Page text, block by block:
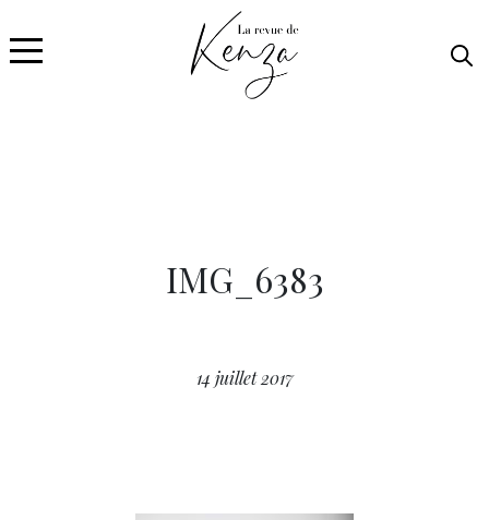
IMG_6383
14 juillet 2017